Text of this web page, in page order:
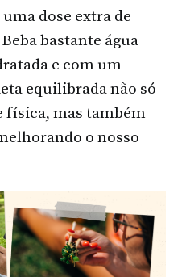
dose extra de
bastante água
e com um
equilibrada não só
física, mas também
o nosso